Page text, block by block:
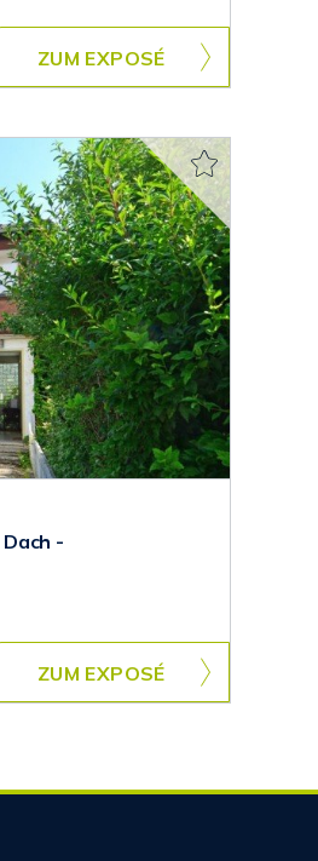
ZUM EXPOSÉ
-
ZUM EXPOSÉ